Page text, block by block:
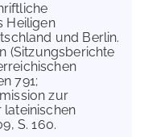
Heiligen
und Berlin.
(Sitzungsberichte
791;
zur
S. 160.